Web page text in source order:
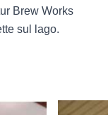
Brew Works
sul lago.
Read